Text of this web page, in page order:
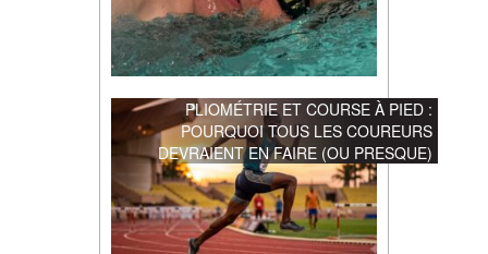
PLIOMÉTRIE ET COURSE À PIED :
POURQUOI TOUS LES COUREURS
DEVRAIENT EN FAIRE (OU PRESQUE)